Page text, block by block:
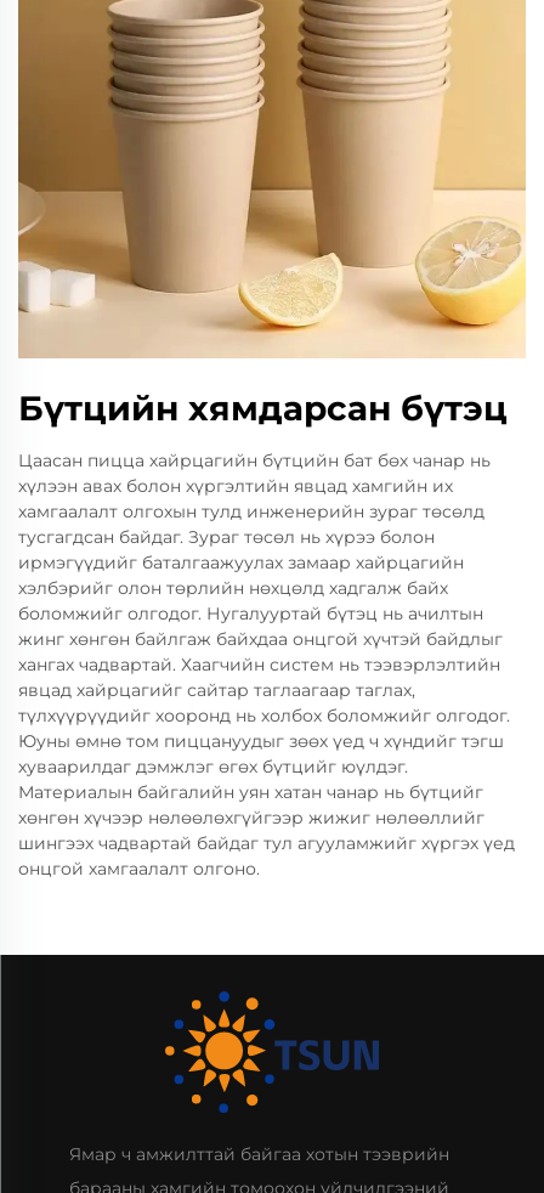
Бүтцийн хямдарсан бүтэц
Цаасан пицца хайрцагийн бүтцийн бат бөх чанар нь
хүлээн авах болон хүргэлтийн явцад хамгийн их
хамгаалалт олгохын тулд инженерийн зураг төсөлд
тусгагдсан байдаг. Зураг төсөл нь хүрээ болон
ирмэгүүдийг баталгаажуулах замаар хайрцагийн
хэлбэрийг олон төрлийн нөхцөлд хадгалж байх
боломжийг олгодог. Нугалууртай бүтэц нь ачилтын
жинг хөнгөн байлгаж байхдаа онцгой хүчтэй байдлыг
хангах чадвартай. Хаагчийн систем нь тээвэрлэлтийн
явцад хайрцагийг сайтар таглаагаар таглах,
түлхүүрүүдийг хооронд нь холбох боломжийг олгодог.
Юуны өмнө том пиццануудыг зөөх үед ч хүндийг тэгш
хуваарилдаг дэмжлэг өгөх бүтцийг юүлдэг.
Материалын байгалийн уян хатан чанар нь бүтцийг
хөнгөн хүчээр нөлөөлөхгүйгээр жижиг нөлөөллийг
шингээх чадвартай байдаг тул агууламжийг хүргэх үед
онцгой хамгаалалт олгоно.
Ямар ч амжилттай байгаа хотын тээврийн
барааны хамгийн томоохон үйлчилгээний